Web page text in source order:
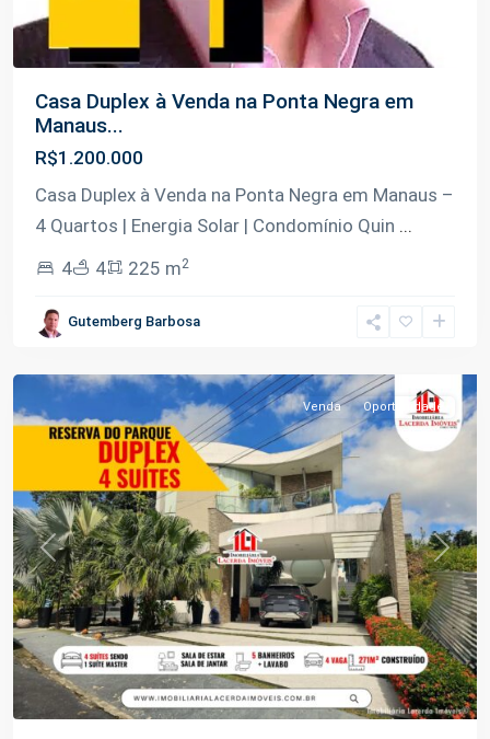
Casa Duplex à Venda na Ponta Negra em
Manaus...
R$1.200.000
Casa Duplex à Venda na Ponta Negra em Manaus –
4 Quartos | Energia Solar | Condomínio Quin ...
4
4 225 m2
Gutemberg Barbosa
Negra,
Previous Next
Venda Oportunidade